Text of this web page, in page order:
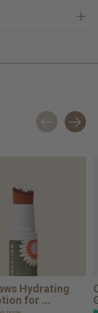
Hydrating
for ...